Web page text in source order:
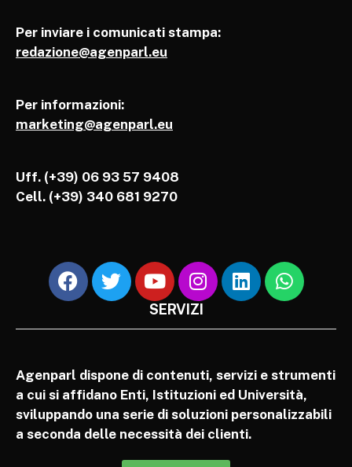
Per inviare i comunicati stampa:
redazione@agenparl.eu
Per informazioni:
marketing@agenparl.eu
Uff. (+39) 06 93 57 9408
Cell. (+39) 340 681 9270
SERVIZI
Agenparl dispone di contenuti, servizi e strumenti
a cui si affidano Enti, Istituzioni ed Università,
sviluppando una serie di soluzioni personalizzabili
a seconda delle necessità dei clienti.